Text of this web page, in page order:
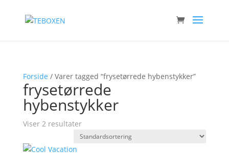
Forside / Varer tagged “frysetørrede hybenstykker”
frysetørrede
hybenstykker
Viser 2 resultater